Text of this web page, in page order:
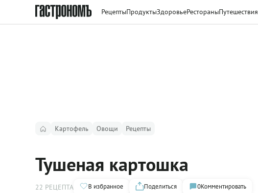
РецептыПродуктыЗдоровьеРестораныПутешествия
Картофель Овощи Рецепты
Тушеная картошка
22 РЕЦЕПТА В избранное Поделиться 0Комментировать